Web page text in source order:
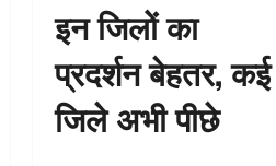
इन जिलों का
प्रदर्शन बेहतर, कई
जिले अभी पीछे